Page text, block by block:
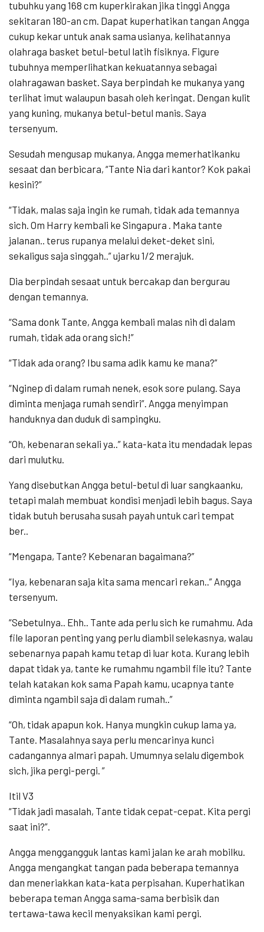
tubuhku yang 168 cm kuperkirakan jika tinggi Angga
sekitaran 180-an cm. Dapat kuperhatikan tangan Angga
cukup kekar untuk anak sama usianya, kelihatannya
olahraga basket betul-betul latih fisiknya. Figure
tubuhnya memperlihatkan kekuatannya sebagai
olahragawan basket. Saya berpindah ke mukanya yang
terlihat imut walaupun basah oleh keringat. Dengan kulit
yang kuning, mukanya betul-betul manis. Saya
tersenyum.
Sesudah mengusap mukanya, Angga memerhatikanku
sesaat dan berbicara, “Tante Nia dari kantor? Kok pakai
kesini?”
“Tidak, malas saja ingin ke rumah, tidak ada temannya
sich. Om Harry kembali ke Singapura . Maka tante
jalanan.. terus rupanya melalui deket-deket sini,
sekaligus saja singgah..” ujarku 1/2 merajuk.
Dia berpindah sesaat untuk bercakap dan bergurau
dengan temannya.
“Sama donk Tante, Angga kembali malas nih di dalam
rumah, tidak ada orang sich!”
“Tidak ada orang? Ibu sama adik kamu ke mana?”
“Nginep di dalam rumah nenek, esok sore pulang. Saya
diminta menjaga rumah sendiri”. Angga menyimpan
handuknya dan duduk di sampingku.
“Oh, kebenaran sekali ya..” kata-kata itu mendadak lepas
dari mulutku.
Yang disebutkan Angga betul-betul di luar sangkaanku,
tetapi malah membuat kondisi menjadi lebih bagus. Saya
tidak butuh berusaha susah payah untuk cari tempat
ber..
“Mengapa, Tante? Kebenaran bagaimana?”
“Iya, kebenaran saja kita sama mencari rekan..” Angga
tersenyum.
“Sebetulnya.. Ehh.. Tante ada perlu sich ke rumahmu. Ada
file laporan penting yang perlu diambil selekasnya, walau
sebenarnya papah kamu tetap di luar kota. Kurang lebih
dapat tidak ya, tante ke rumahmu ngambil file itu? Tante
telah katakan kok sama Papah kamu, ucapnya tante
diminta ngambil saja di dalam rumah..”
“Oh, tidak apapun kok. Hanya mungkin cukup lama ya,
Tante. Masalahnya saya perlu mencarinya kunci
cadangannya almari papah. Umumnya selalu digembok
sich, jika pergi-pergi. ”
Itil V3
“Tidak jadi masalah, Tante tidak cepat-cepat. Kita pergi
saat ini?”.
Angga menggangguk lantas kami jalan ke arah mobilku.
Angga mengangkat tangan pada beberapa temannya
dan meneriakkan kata-kata perpisahan. Kuperhatikan
beberapa teman Angga sama-sama berbisik dan
tertawa-tawa kecil menyaksikan kami pergi.